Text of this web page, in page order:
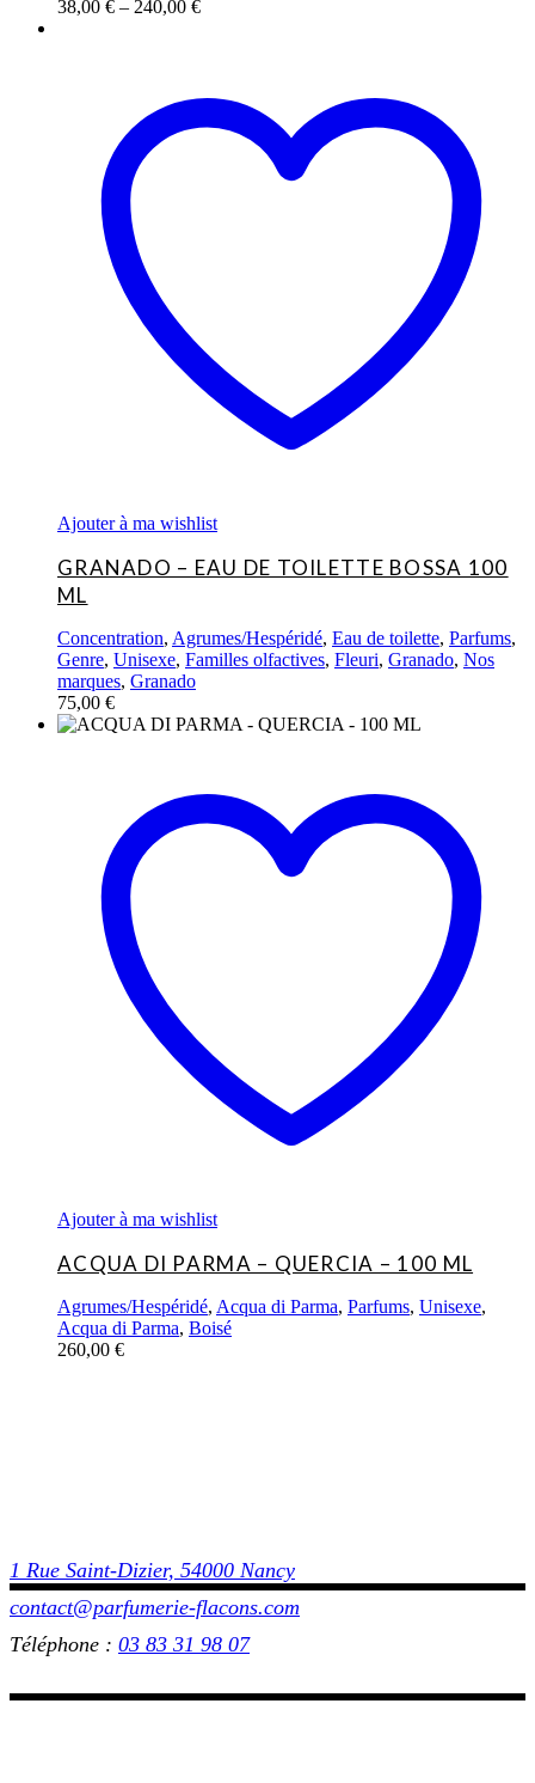
38,00 € – 240,00 €
Ajouter à ma wishlist
GRANADO – EAU DE TOILETTE BOSSA 100
ML
Concentration, Agrumes/Hespéridé, Eau de toilette, Parfums,
Genre, Unisexe, Familles olfactives, Fleuri, Granado, Nos
marques, Granado
75,00 €
Ajouter à ma wishlist
ACQUA DI PARMA – QUERCIA – 100 ML
Agrumes/Hespéridé, Acqua di Parma, Parfums, Unisexe,
Acqua di Parma, Boisé
260,00 €
1 Rue Saint-Dizier, 54000 Nancy
contact@parfumerie-flacons.com
Téléphone : 03 83 31 98 07